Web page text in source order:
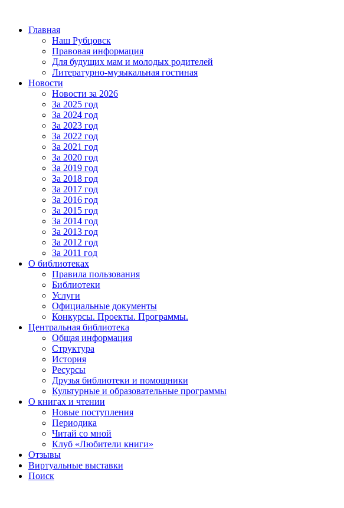
Главная
Наш Рубцовск
Правовая информация
Для будущих мам и молодых родителей
Литературно-музыкальная гостиная
Новости
Новости за 2026
За 2025 год
За 2024 год
За 2023 год
За 2022 год
За 2021 год
За 2020 год
За 2019 год
За 2018 год
За 2017 год
За 2016 год
За 2015 год
За 2014 год
За 2013 год
За 2012 год
За 2011 год
О библиотеках
Правила пользования
Библиотеки
Услуги
Официальные документы
Конкурсы. Проекты. Программы.
Центральная библиотека
Общая информация
Структура
История
Ресурсы
Друзья библиотеки и помощники
Культурные и образовательные программы
О книгах и чтении
Новые поступления
Периодика
Читай со мной
Клуб «Любители книги»
Отзывы
Виртуальные выставки
Поиск